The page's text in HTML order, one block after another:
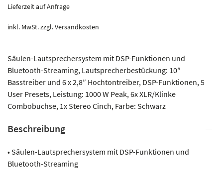
Lieferzeit auf Anfrage
inkl. MwSt.zzgl.Versandkosten
Säulen-Lautsprechersystem mit DSP-Funktionen und
Bluetooth-Streaming, Lautsprecherbestückung: 10″
Basstreiber und 6 x 2,8″ Hochtontreiber, DSP-Funktionen, 5
User Presets, Leistung: 1000 W Peak, 6x XLR/Klinke
Combobuchse, 1x Stereo Cinch, Farbe: Schwarz
Beschreibung
• Säulen-Lautsprechersystem mit DSP-Funktionen und
Bluetooth-Streaming